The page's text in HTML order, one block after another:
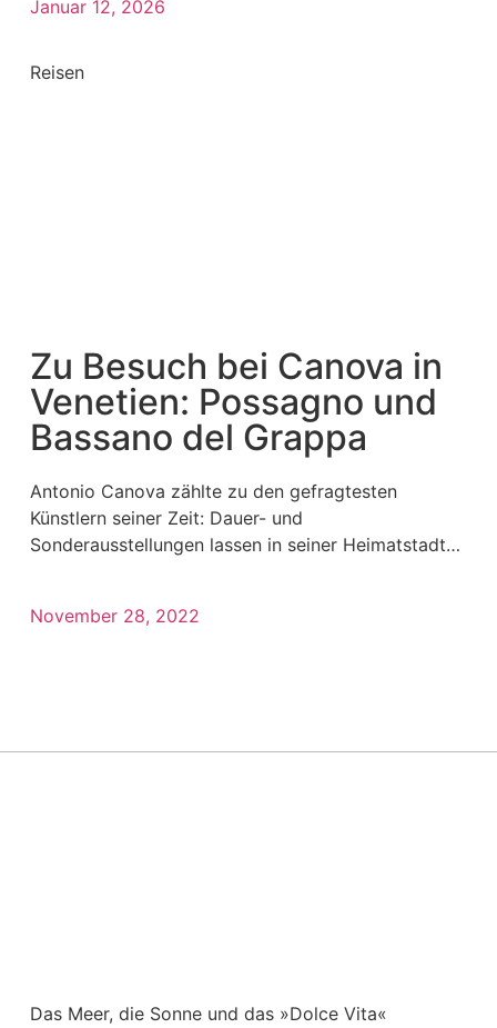
Januar 12, 2026
Reisen
Zu Besuch bei Canova in
Venetien: Possagno und
Bassano del Grappa
Antonio Canova zählte zu den gefragtesten
Künstlern seiner Zeit: Dauer- und
Sonderausstellungen lassen in seiner Heimatstadt
November 28, 2022
Das Meer, die Sonne und das »Dolce Vita«